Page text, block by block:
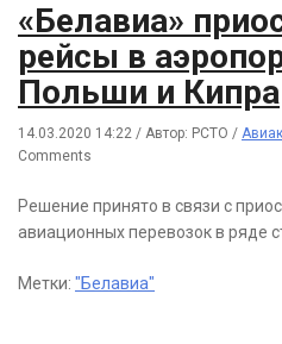
«Белавиа»
рейсы в
Польши и Кипра
14.03.2020 14:22 / Автор: РСТО /
Comments
Решение принято в связи с
авиационных перевозок в ряде
Метки: "Белавиа"